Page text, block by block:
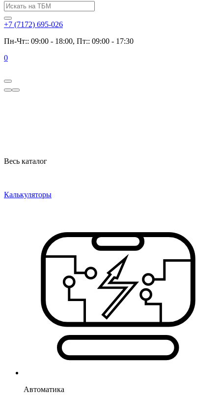
+7 (7172) 695-026
Пн-Чт:: 09:00 - 18:00, Пт:: 09:00 - 17:30
0
Весь каталог
Калькуляторы
Автоматика